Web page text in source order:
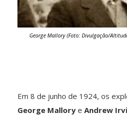
George Mallory (Foto: Divulgação/
Em 8 de junho de 1924, os
George Mallory e Andrew